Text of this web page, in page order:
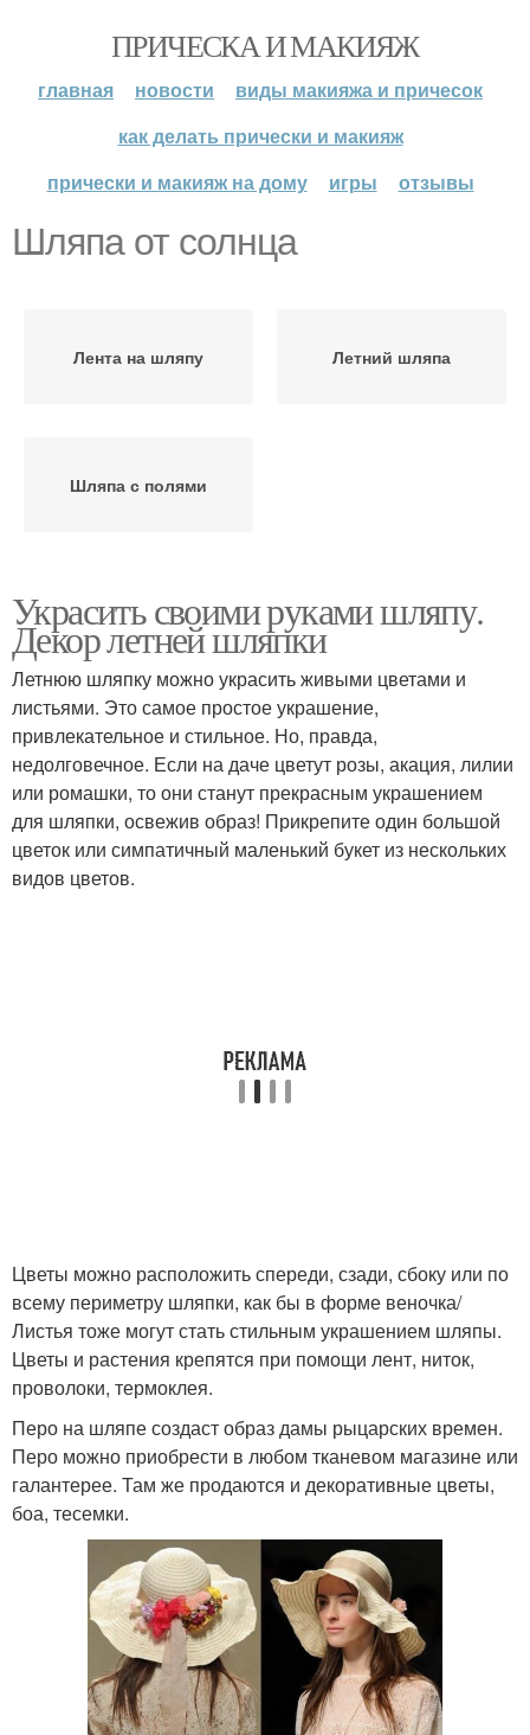
ПРИЧЕСКА И МАКИЯЖ
главная новости
виды макияжа и причесок
как делать прически и макияж
прически и макияж на дому
игры отзывы
Шляпа от солнца
Лента на шляпу Летний шляпа
Шляпа с полями
Украсить своими руками шляпу.
Декор летней шляпки
Летнюю шляпку можно украсить живыми цветами и
листьями. Это самое простое украшение,
привлекательное и стильное. Но, правда,
недолговечное. Если на даче цветут розы, акация, лилии
или ромашки, то они станут прекрасным украшением
для шляпки, освежив образ! Прикрепите один большой
цветок или симпатичный маленький букет из нескольких
видов цветов.
Цветы можно расположить спереди, сзади, сбоку или по
всему периметру шляпки, как бы в форме веночка/
Листья тоже могут стать стильным украшением шляпы.
Цветы и растения крепятся при помощи лент, ниток,
проволоки, термоклея.
Перо на шляпе создаст образ дамы рыцарских времен.
Перо можно приобрести в любом тканевом магазине или
галантерее. Там же продаются и декоративные цветы,
боа, тесемки.